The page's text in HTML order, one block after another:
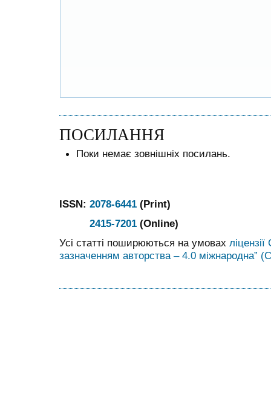
ПОСИЛАННЯ
Поки немає зовнішніх посилань.
ISSN: 2078-6441 (Print)
2415-7201 (Online)
Усі статті поширюються на умовах
зазначенням авторства – 4.0 міжнародна”